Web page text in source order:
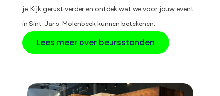
je. Kijk gerust verder en ontdek wat we voor jouw event
in Sint-Jans-Molenbeek kunnen betekenen.
Lees meer over beursstanden